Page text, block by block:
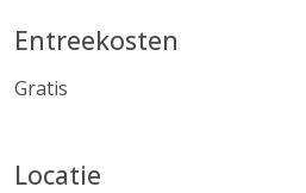
Entreekosten
Gratis
Locatie